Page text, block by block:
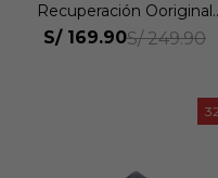
Recuperación Ooriginal
Unisex
S/ 169.90S/ 249.90
32